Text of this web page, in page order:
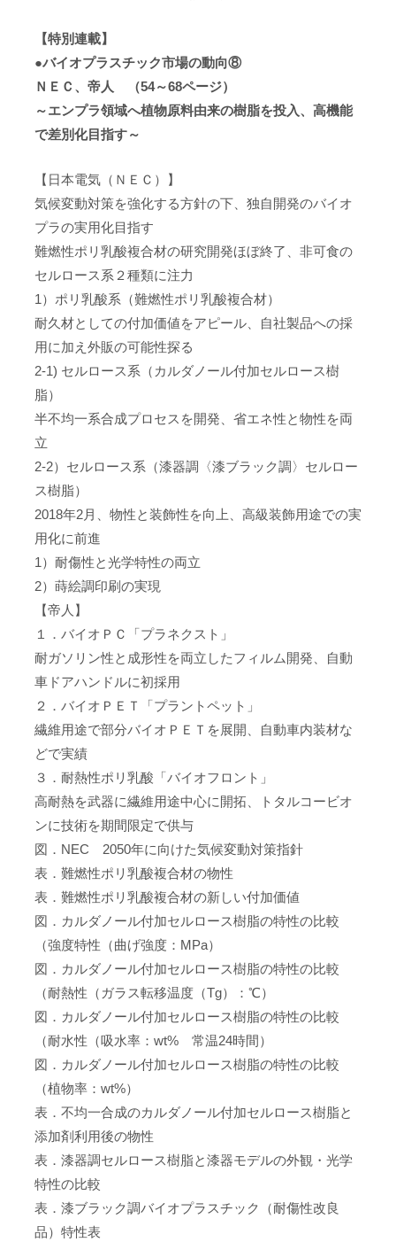
【特別連載】
●バイオプラスチック市場の動向⑧
ＮＥＣ、帝人 （54～68ページ）
～エンプラ領域へ植物原料由来の樹脂を投入、高機能
で差別化目指す～
【日本電気（ＮＥＣ）】
気候変動対策を強化する方針の下、独自開発のバイオ
プラの実用化目指す
難燃性ポリ乳酸複合材の研究開発ほぼ終了、非可食の
セルロース系２種類に注力
1）ポリ乳酸系（難燃性ポリ乳酸複合材）
耐久材としての付加価値をアピール、自社製品への採
用に加え外販の可能性探る
2-1) セルロース系（カルダノール付加セルロース樹
脂）
半不均一系合成プロセスを開発、省エネ性と物性を両
立
2-2）セルロース系（漆器調〈漆ブラック調〉セルロー
ス樹脂）
2018年2月、物性と装飾性を向上、高級装飾用途での実
用化に前進
1）耐傷性と光学特性の両立
2）蒔絵調印刷の実現
【帝人】
１．バイオＰＣ「プラネクスト」
耐ガソリン性と成形性を両立したフィルム開発、自動
車ドアハンドルに初採用
２．バイオＰＥＴ「プラントペット」
繊維用途で部分バイオＰＥＴを展開、自動車内装材な
どで実績
３．耐熱性ポリ乳酸「バイオフロント」
高耐熱を武器に繊維用途中心に開拓、トタルコービオ
ンに技術を期間限定で供与
図．NEC 2050年に向けた気候変動対策指針
表．難燃性ポリ乳酸複合材の物性
表．難燃性ポリ乳酸複合材の新しい付加価値
図．カルダノール付加セルロース樹脂の特性の比較
（強度特性（曲げ強度：MPa）
図．カルダノール付加セルロース樹脂の特性の比較
（耐熱性（ガラス転移温度（Tg）：℃）
図．カルダノール付加セルロース樹脂の特性の比較
（耐水性（吸水率：wt% 常温24時間）
図．カルダノール付加セルロース樹脂の特性の比較
（植物率：wt%）
表．不均一合成のカルダノール付加セルロース樹脂と
添加剤利用後の物性
表．漆器調セルロース樹脂と漆器モデルの外観・光学
特性の比較
表．漆ブラック調バイオプラスチック（耐傷性改良
品）特性表